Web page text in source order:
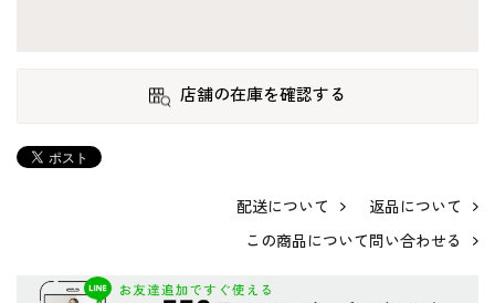
店舗の在庫を確認する
配送について
返品について
この商品について問い合わせる